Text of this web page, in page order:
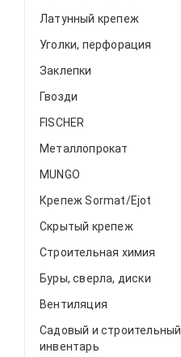
Латунный крепеж
Уголки, перфорация
Заклепки
Гвозди
FISCHER
Металлопрокат
MUNGO
Крепеж Sormat/Ejot
Скрытый крепеж
Строительная химия
Буры, сверла, диски
Вентиляция
Садовый и строительный
инвентарь